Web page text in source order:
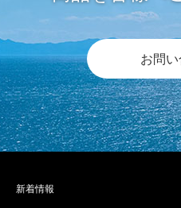
お問
新着情報